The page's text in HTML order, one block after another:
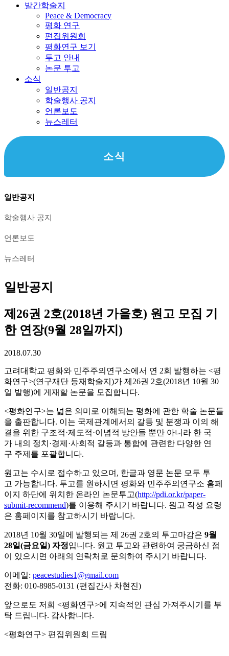
발간학술지
Peace & Democracy
평화 연구
편집위원회
평화연구 보기
투고 안내
논문 투고
소식
일반공지
학술행사 공지
언론보도
뉴스레터
소식
일반공지
학술행사 공지
언론보도
뉴스레터
일반공지
제26권 2호(2018년 가을호) 원고 모집 기
한 연장(9월 28일까지)
2018.07.30
고려대학교 평화와 민주주의연구소에서 연 2회 발행하는 <평
화연구>(연구재단 등재학술지)가 제26권 2호(2018년 10월 30
일 발행)에 게재할 논문을 모집합니다.
<평화연구>는 넓은 의미로 이해되는 평화에 관한 학술 논문들
을 출판합니다. 이는 국제관계에서의 갈등 및 분쟁과 이의 해
결을 위한 구조적·제도적·이념적 방안들 뿐만 아니라 한 국
가 내의 정치·경제·사회적 갈등과 통합에 관련한 다양한 연
구 주제를 포괄합니다.
원고는 수시로 접수하고 있으며, 한글과 영문 논문 모두 투
고 가능합니다. 투고를 원하시면 평화와 민주주의연구소 홈페
이지 하단에 위치한 온라인 논문투고(http://pdi.or.kr/paper-
submit-recommend)를 이용해 주시기 바랍니다. 원고 작성 요령
은 홈페이지를 참고하시기 바랍니다.
2018년 10월 30일에 발행되는 제 26권 2호의 투고마감은 9월
28일(금요일) 자정입니다. 원고 투고와 관련하여 궁금하신 점
이 있으시면 아래의 연락처로 문의하여 주시기 바랍니다.
이메일: peacestudies1@gmail.com
전화: 010-8985-0131 (편집간사 차현진)
앞으로도 저희 <평화연구>에 지속적인 관심 가져주시기를 부
탁 드립니다. 감사합니다.
<평화연구> 편집위원회 드림